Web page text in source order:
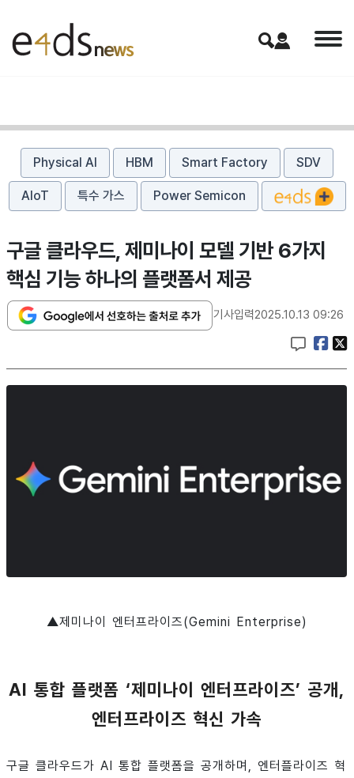
Physical AI HBM Smart Factory SDV
AIoT 특수 가스 Power Semicon
구글 클라우드, 제미나이 모델 기반 6가지
핵심 기능 하나의 플랫폼서 제공
기사입력2025.10.13 09:26
▲제미나이 엔터프라이즈(Gemini Enterprise)
AI 통합 플랫폼 ‘제미나이 엔터프라이즈’ 공개,
엔터프라이즈 혁신 가속
구글 클라우드가 AI 통합 플랫폼을 공개하며, 엔터플라이즈 혁